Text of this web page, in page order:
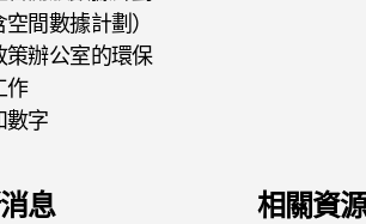
空間數據計劃）
策辦公室的環保
作
數字
息 相關資